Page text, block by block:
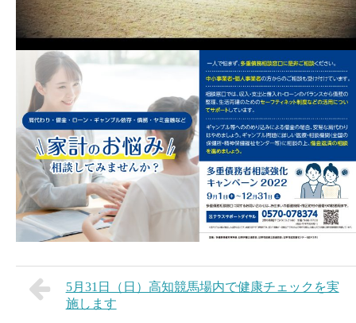
5月31日（日）高知競馬場内で健康チェックを実
施します